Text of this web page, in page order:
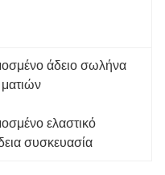
άδειο σωλήνα
ελαστικό
συσκευασία